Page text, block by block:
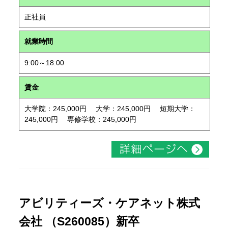
正社員
就業時間
9:00～18:00
賃金
大学院：245,000円 大学：245,000円 短期大学：
245,000円 専修学校：245,000円
アビリティーズ・ケアネット株式
会社 （S260085）新卒